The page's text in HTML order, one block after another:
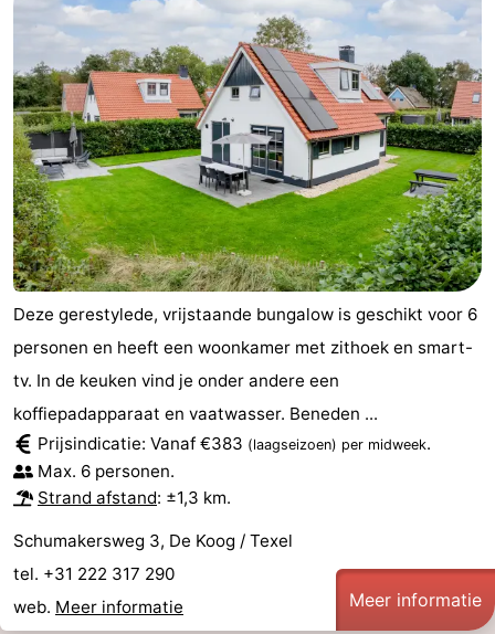
Deze gerestylede, vrijstaande bungalow is geschikt voor 6
personen en heeft een woonkamer met zithoek en smart-
tv. In de keuken vind je onder andere een
koffiepadapparaat en vaatwasser. Beneden ...
Prijsindicatie: Vanaf €383 (laagseizoen) per midweek.
Max. 6 personen.
Strand afstand: ±1,3 km.
Schumakersweg 3, De Koog / Texel
tel. +31 222 317 290
web. Meer informatie Meer informatie